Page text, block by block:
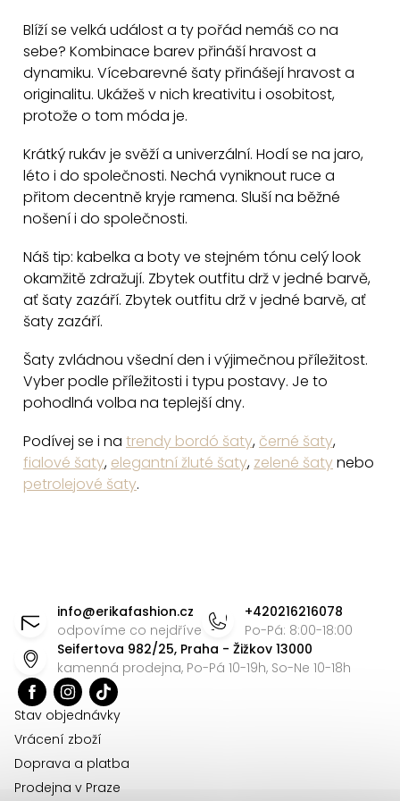
l
á
d
í
p
r
k
y
v
i
s
u
Blíží se velká událost a ty pořád nemáš co na
sebe? Kombinace barev přináší hravost a
dynamiku. Vícebarevné šaty přinášejí hravost a
originalitu. Ukážeš v nich kreativitu i osobitost,
protože o tom móda je.
Krátký rukáv je svěží a univerzální. Hodí se na jaro,
léto i do společnosti. Nechá vyniknout ruce a
přitom decentně kryje ramena. Sluší na běžné
nošení i do společnosti.
Náš tip: kabelka a boty ve stejném tónu celý look
okamžitě zdražují. Zbytek outfitu drž v jedné barvě,
ať šaty zazáří. Zbytek outfitu drž v jedné barvě, ať
šaty zazáří.
Šaty zvládnou všední den i výjimečnou příležitost.
Vyber podle příležitosti i typu postavy. Je to
pohodlná volba na teplejší dny.
Podívej se i na trendy bordó šaty, černé šaty,
fialové šaty, elegantní žluté šaty, zelené šatynebo
petrolejové šaty.
info@erikafashion.cz
odpovíme co nejdříve
+420216216078
Po-Pá: 8:00-18:00
Seifertova 982/25, Praha - Žižkov 13000
kamenná prodejna, Po-Pá 10-19h, So-Ne 10-18h
Stav objednávky
Vrácení zboží
Doprava a platba
Prodejna v Praze